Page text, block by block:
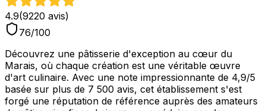
4.9(9220 avis)
76/100
Découvrez une pâtisserie d'exception au cœur du
Marais, où chaque création est une véritable œuvre
d'art culinaire. Avec une note impressionnante de 4,9/5
basée sur plus de 7 500 avis, cet établissement s'est
forgé une réputation de référence auprès des amateurs